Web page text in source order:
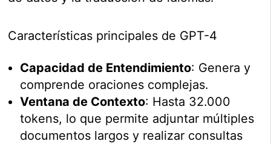
Características principales de GPT-4
Capacidad de Entendimiento: Genera y
comprende oraciones complejas.
Ventana de Contexto: Hasta 32.000
tokens, lo que permite adjuntar múltiples
documentos largos y realizar consultas